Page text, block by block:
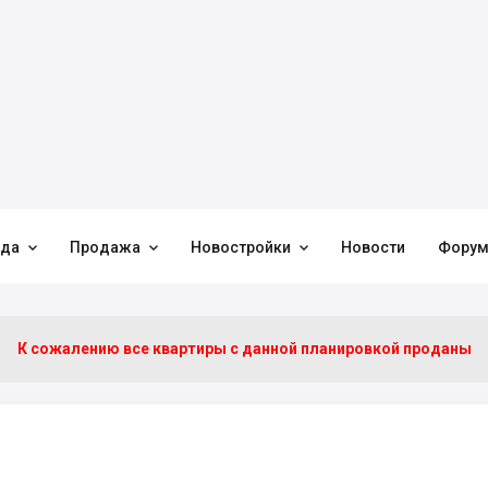
 Продажа  Новостройки  Новости Форум
К сожалению все квартиры c данной планировкой проданы